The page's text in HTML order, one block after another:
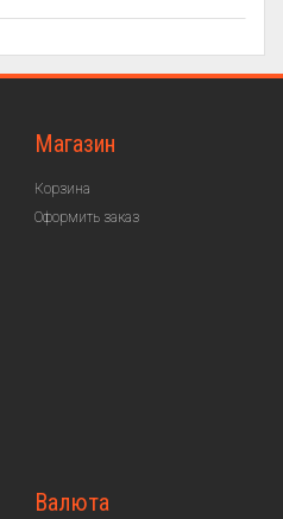
Магазин
Корзина
Оформить заказ
Валюта